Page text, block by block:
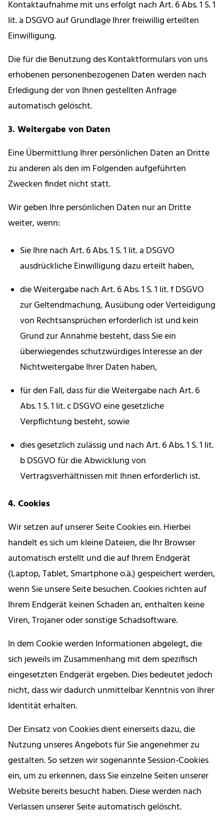
Kontaktaufnahme mit uns erfolgt nach Art. 6 Abs. 1 S. 1
lit. a DSGVO auf Grundlage Ihrer freiwillig erteilten
Einwilligung.
Die für die Benutzung des Kontaktformulars von uns
erhobenen personenbezogenen Daten werden nach
Erledigung der von Ihnen gestellten Anfrage
automatisch gelöscht.
3. Weitergabe von Daten
Eine Übermittlung Ihrer persönlichen Daten an Dritte
zu anderen als den im Folgenden aufgeführten
Zwecken findet nicht statt.
Wir geben Ihre persönlichen Daten nur an Dritte
weiter, wenn:
Sie Ihre nach Art. 6 Abs. 1 S. 1 lit. a DSGVO
ausdrückliche Einwilligung dazu erteilt haben,
die Weitergabe nach Art. 6 Abs. 1 S. 1 lit. f DSGVO
zur Geltendmachung, Ausübung oder Verteidigung
von Rechtsansprüchen erforderlich ist und kein
Grund zur Annahme besteht, dass Sie ein
überwiegendes schutzwürdiges Interesse an der
Nichtweitergabe Ihrer Daten haben,
für den Fall, dass für die Weitergabe nach Art. 6
Abs. 1 S. 1 lit. c DSGVO eine gesetzliche
Verpflichtung besteht, sowie
dies gesetzlich zulässig und nach Art. 6 Abs. 1 S. 1 lit.
b DSGVO für die Abwicklung von
Vertragsverhältnissen mit Ihnen erforderlich ist.
4. Cookies
Wir setzen auf unserer Seite Cookies ein. Hierbei
handelt es sich um kleine Dateien, die Ihr Browser
automatisch erstellt und die auf Ihrem Endgerät
(Laptop, Tablet, Smartphone o.ä.) gespeichert werden,
wenn Sie unsere Seite besuchen. Cookies richten auf
Ihrem Endgerät keinen Schaden an, enthalten keine
Viren, Trojaner oder sonstige Schadsoftware.
In dem Cookie werden Informationen abgelegt, die
sich jeweils im Zusammenhang mit dem spezifisch
eingesetzten Endgerät ergeben. Dies bedeutet jedoch
nicht, dass wir dadurch unmittelbar Kenntnis von Ihrer
Identität erhalten.
Der Einsatz von Cookies dient einerseits dazu, die
Nutzung unseres Angebots für Sie angenehmer zu
gestalten. So setzen wir sogenannte Session-Cookies
ein, um zu erkennen, dass Sie einzelne Seiten unserer
Website bereits besucht haben. Diese werden nach
Verlassen unserer Seite automatisch gelöscht.